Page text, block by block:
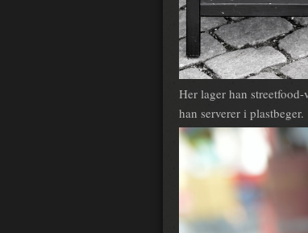
Her lager han
han serverer i plastbeger.